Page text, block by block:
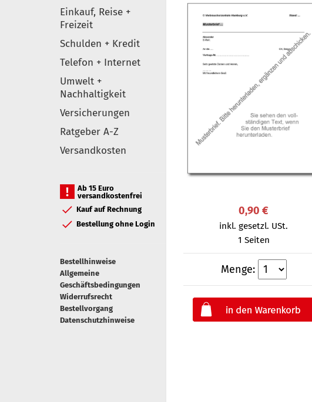
Einkauf, Reise +
Freizeit
Schulden + Kredit
Telefon + Internet
Umwelt +
Nachhaltigkeit
Versicherungen
Ratgeber A-Z
Versandkosten
Ab 15 Euro
versandkostenfrei
Kauf auf Rechnung
Bestellung ohne Login
Bestellhinweise
Allgemeine
Geschäftsbedingungen
Widerrufsrecht
Bestellvorgang
Datenschutzhinweise
0,90 €
inkl. gesetzl. USt.
1 Seiten
Menge: